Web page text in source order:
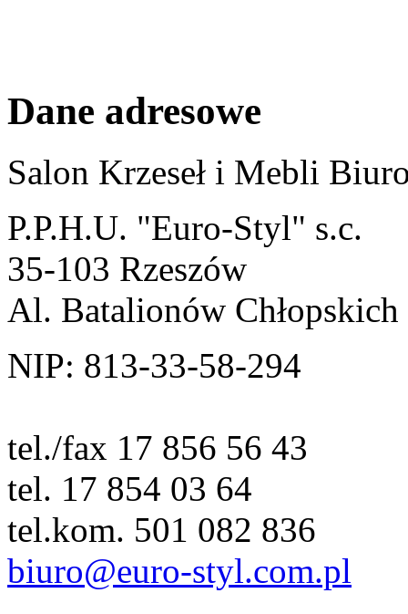
Dane adresowe
Salon Krzeseł i Mebli
P.P.H.U. "Euro-Styl" s.c.
35-103 Rzeszów
Al. Batalionów
NIP: 813-33-58-294
tel./fax 17 856 56 43
tel. 17 854 03 64
tel.kom. 501 082 836
biuro@euro-styl.com.pl